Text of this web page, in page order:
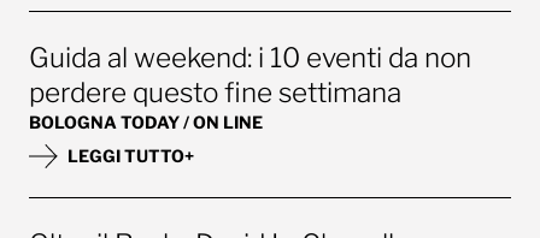
Guida al weekend: i 10 eventi da non
perdere questo fine settimana
BOLOGNA TODAY / ON LINE
LEGGI TUTTO+